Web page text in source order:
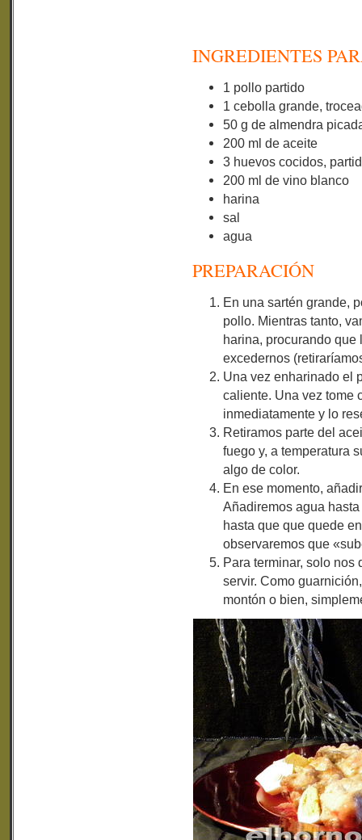
INGREDIENTES
1 pollo partido
1 cebolla grande,
50 g de almendra
200 ml de aceite
3 huevos cocidos,
200 ml de vino blanco
harina
sal
agua
PREPARACIÓN
En una sartén grande,
pollo. Mientras tanto,
harina, procurando que
excedernos
Una vez enharinado el
caliente. Una vez tome
inmediatamente y lo
Retiramos parte del
fuego y, a temperatura
algo de color.
En ese momento,
Añadiremos agua
hasta que que quede
observaremos que
Para terminar, solo nos
servir. Como
montón o bien,